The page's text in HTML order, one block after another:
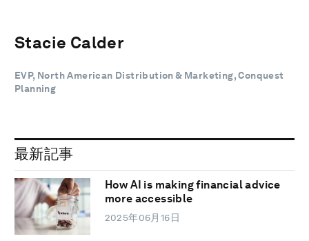
Stacie Calder
EVP, North American Distribution & Marketing, Conquest
Planning
最新記事
How AI is making financial advice
more accessible
2025年06月16日